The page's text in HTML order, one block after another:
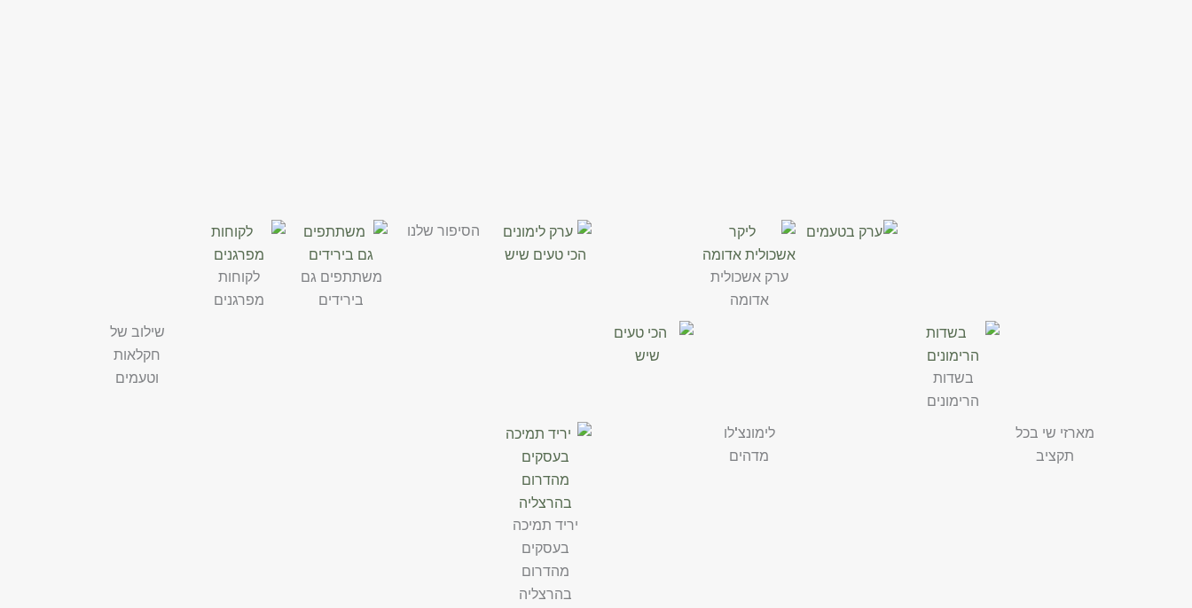
ערק אשכולית
אדומה
הסיפור שלנו
משתתפים גם
בירידים
לקוחות
מפרגנים
בשדות
הרימונים
שילוב של
חקלאות
וטעמים
מארזי שי בכל
תקציב
לימונצ'לו
מדהים
יריד תמיכה
בעסקים
מהדרום
בהרצליה